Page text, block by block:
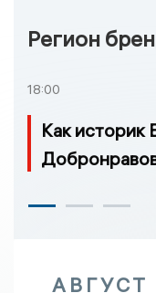
Регион
18:00
Как историк
АВГУСТ